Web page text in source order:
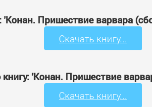
'Конан. Пришествие варвара
Скачать книгу...
'Конан. Пришествие
Скачать книгу...